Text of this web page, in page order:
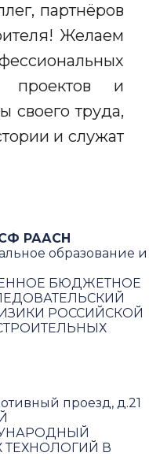
партнёров
Желаем
проектов и
своего труда,
и служат
РААСН
образование и
БЮДЖЕТНОЕ
РОССИЙСКОЙ
проезд, д.21
В